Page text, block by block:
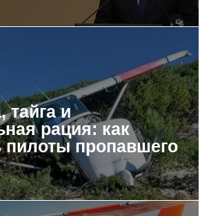
тайга и
рация: как
пилоты пропавшего